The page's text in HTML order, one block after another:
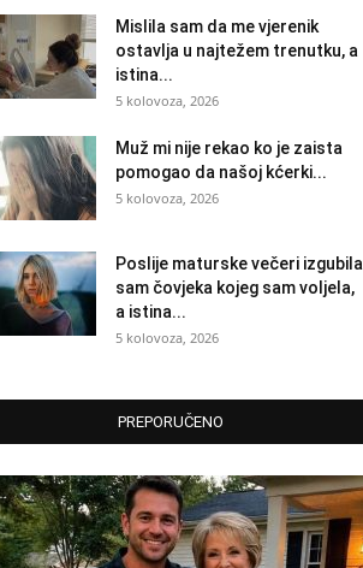
Mislila sam da me vjerenik
ostavlja u najtežem trenutku, a
istina...
5 kolovoza, 2026
Muž mi nije rekao ko je zaista
pomogao da našoj kćerki...
5 kolovoza, 2026
Poslije maturske večeri izgubila
sam čovjeka kojeg sam voljela,
a istina...
5 kolovoza, 2026
PREPORUČENO